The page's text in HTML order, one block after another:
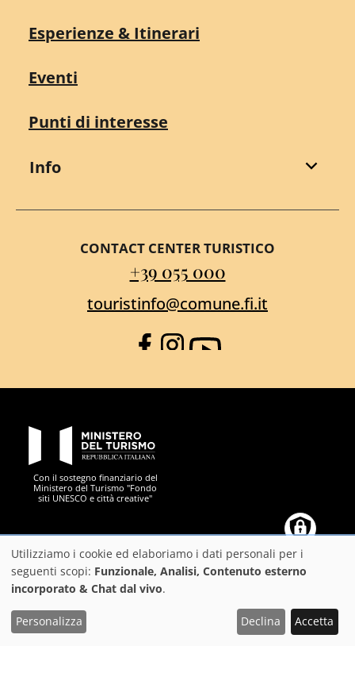
Esperienze & Itinerari
Eventi
Punti di interesse
Info
CONTACT CENTER TURISTICO
+39 055 000
touristinfo@comune.fi.it
Facebook
Instagram
YouTube
Con il sostegno finanziario del
Ministero del Turismo "Fondo
siti UNESCO e città creative"
Città Metropolitana
https://play.google.com/store/apps/details?
id=it.silfi.feelflorence
https://apps.apple.com/it/app/
Scarica l'App FeelFlorence per organizzare al meglio
Utilizzo
dei
dati
Utilizziamo i cookie ed elaboriamo i dati personali per i
seguenti scopi: Funzionale, Analisi, Contenuto esterno
incorporato & Chat dal vivo.
Personalizza Declina Accetta